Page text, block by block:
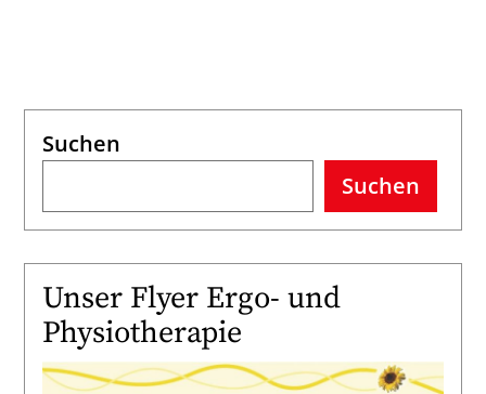
Suchen
Suchen
Unser Flyer Ergo- und
Physiotherapie